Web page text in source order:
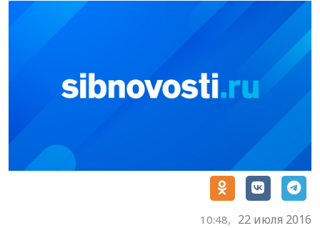
10:48, 22 июля 2016